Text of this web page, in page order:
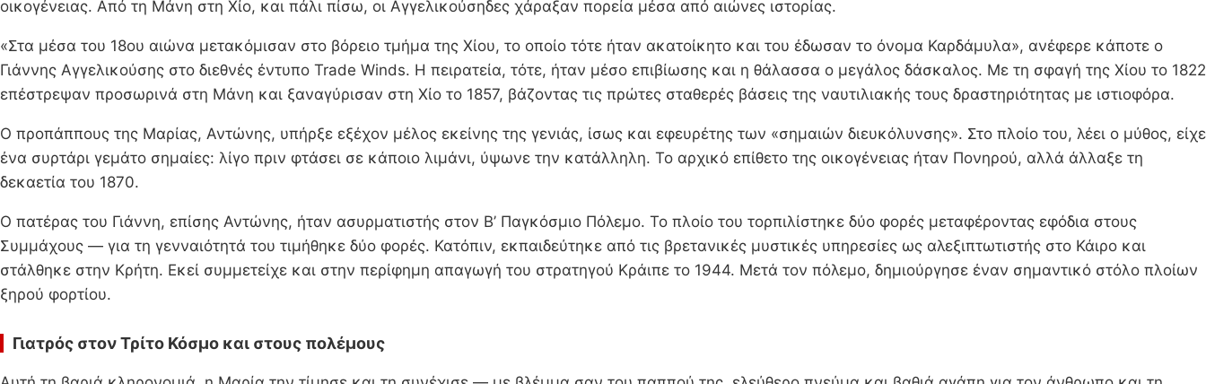
οικογένειας. Από τη Μάνη στη Χίο, και πάλι πίσω, οι Αγγελικούσηδες χάραξαν πορεία μέσα από αιώνες ιστορίας.
«Στα μέσα του 18ου αιώνα μετακόμισαν στο βόρειο τμήμα της Χίου, το οποίο τότε ήταν ακατοίκητο και του έδωσαν το όνομα Καρδάμυλα», ανέφερε κάποτε ο
Γιάννης Αγγελικούσης στο διεθνές έντυπο Trade Winds. Η πειρατεία, τότε, ήταν μέσο επιβίωσης και η θάλασσα ο μεγάλος δάσκαλος. Με τη σφαγή της Χίου το 1822
επέστρεψαν προσωρινά στη Μάνη και ξαναγύρισαν στη Χίο το 1857, βάζοντας τις πρώτες σταθερές βάσεις της ναυτιλιακής τους δραστηριότητας με ιστιοφόρα.
Ο προπάππους της Μαρίας, Αντώνης, υπήρξε εξέχον μέλος εκείνης της γενιάς, ίσως και εφευρέτης των «σημαιών διευκόλυνσης». Στο πλοίο του, λέει ο μύθος, είχε
ένα συρτάρι γεμάτο σημαίες: λίγο πριν φτάσει σε κάποιο λιμάνι, ύψωνε την κατάλληλη. Το αρχικό επίθετο της οικογένειας ήταν Πονηρού, αλλά άλλαξε τη
δεκαετία του 1870.
Ο πατέρας του Γιάννη, επίσης Αντώνης, ήταν ασυρματιστής στον Β’ Παγκόσμιο Πόλεμο. Το πλοίο του τορπιλίστηκε δύο φορές μεταφέροντας εφόδια στους
Συμμάχους — για τη γενναιότητά του τιμήθηκε δύο φορές. Κατόπιν, εκπαιδεύτηκε από τις βρετανικές μυστικές υπηρεσίες ως αλεξιπτωτιστής στο Κάιρο και
στάλθηκε στην Κρήτη. Εκεί συμμετείχε και στην περίφημη απαγωγή του στρατηγού Κράιπε το 1944. Μετά τον πόλεμο, δημιούργησε έναν σημαντικό στόλο πλοίων
ξηρού φορτίου.
Γιατρός στον Τρίτο Κόσμο και στους πολέμους